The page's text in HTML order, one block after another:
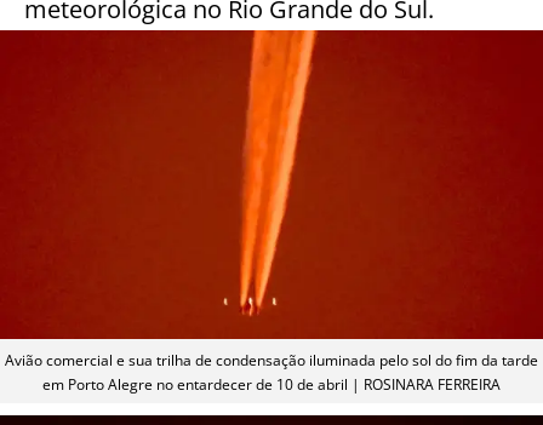
meteorológica no Rio Grande do Sul.
Avião comercial e sua trilha de condensação iluminada pelo sol do fim da tarde
em Porto Alegre no entardecer de 10 de abril | ROSINARA FERREIRA